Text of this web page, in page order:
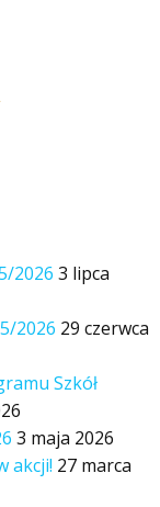
2026 3 lipca
2026 29 czerwca
Szkół
3 maja 2026
akcji! 27 marca